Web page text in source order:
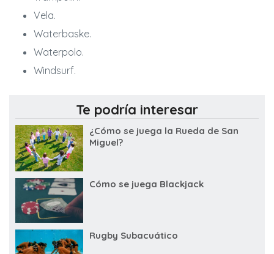
Vela.
Waterbaske.
Waterpolo.
Windsurf.
Te podría interesar
¿Cómo se juega la Rueda de San
Miguel?
Cómo se juega Blackjack
Rugby Subacuático